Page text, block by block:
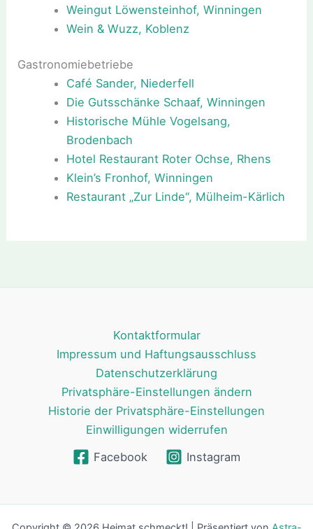
Weingut Löwensteinhof, Winningen
Wein & Wuzz, Koblenz
Gastronomiebetriebe
Café Sander, Niederfell
Die Gutsschänke Schaaf, Winningen
Historische Mühle Vogelsang,
Brodenbach
Hotel Restaurant Roter Ochse, Rhens
Klein’s Fronhof, Winningen
Restaurant „Zur Linde“, Mülheim-Kärlich
Kontaktformular
Impressum und Haftungsausschluss
Datenschutzerklärung
Privatsphäre-Einstellungen ändern
Historie der Privatsphäre-Einstellungen
Einwilligungen widerrufen
Facebook
Instagram